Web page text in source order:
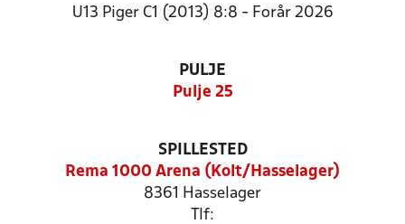
U13 Piger C1 (2013) 8:8 - Forår 2026
PULJE
Pulje 25
SPILLESTED
Rema 1000 Arena (Kolt/Hasselager)
8361 Hasselager
Tlf: